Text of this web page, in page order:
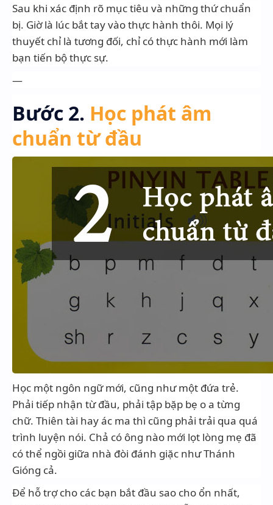
Sau khi xác định rõ mục tiêu và những thứ chuẩn
bị. Giờ là lúc bắt tay vào thực hành thôi. Mọi lý
thuyết chỉ là tương đối, chỉ có thực hành mới làm
bạn tiến bộ thực sự.
—
Bước 2. Học phát âm
chuẩn từ đầu
Học một ngôn ngữ mới, cũng như một đứa trẻ.
Phải tiếp nhận từ đầu, phải tập bặp bẹ o a từng
chữ. Thiên tài hay ác ma thì cũng phải trải qua quá
trình luyện nói. Chả có ông nào mới lọt lòng mẹ đã
có thể ngồi giữa nhà đòi đánh giặc như Thánh
Gióng cả.
Để hỗ trợ cho các bạn bắt đầu sao cho ổn nhất,